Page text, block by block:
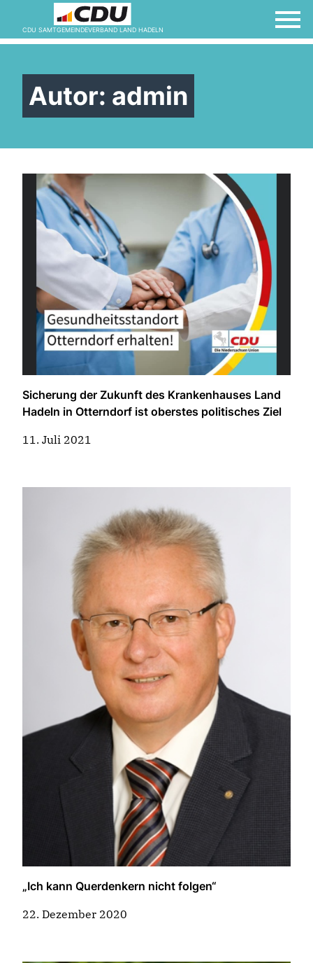
CDU SAMTGEMEINDEVERBAND LAND HADELN
Autor: admin
Sicherung der Zukunft des Krankenhauses Land
Hadeln in Otterndorf ist oberstes politisches Ziel
11. Juli 2021
„Ich kann Querdenkern nicht folgen“
22. Dezember 2020